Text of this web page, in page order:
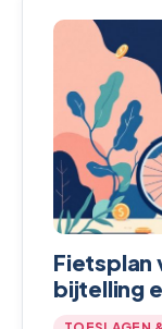
Fietsplan
bijtelling